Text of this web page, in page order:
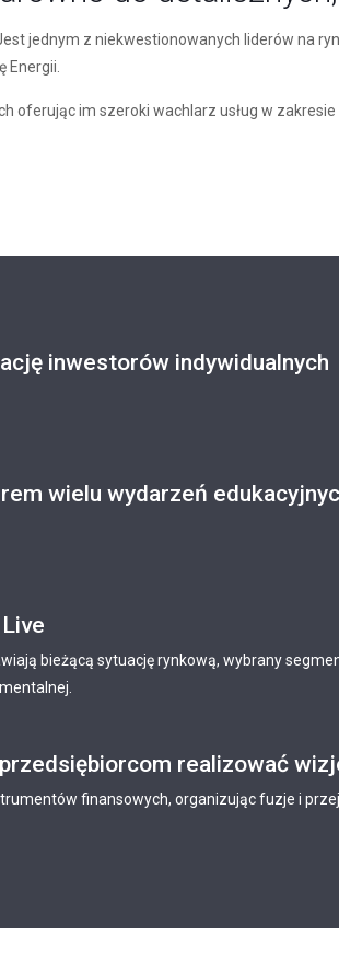
jednym z niekwestionowanych liderów na
oferując im szeroki wachlarz usług w
inwestorów indywidualnych
wielu wydarzeń
bieżącą sytuację rynkową, wybrany
realizować
finansowych, organizując fuzje i